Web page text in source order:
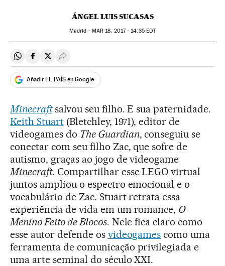
ÁNGEL LUIS SUCASAS
Madrid - MAR 18, 2017 - 14:35EDT
Compartir en Whatsapp
Compartir en Facebook
Compartir en Twitter
Desplegar Redes Sociales
Añadir EL PAÍS en Google
Minecraftsalvou seu filho. E sua paternidade.
Keith Stuart(Bletchley, 1971), editor de
videogames do The Guardian, conseguiu se
conectar com seu filho Zac, que sofre de
autismo, graças ao jogo de videogame
Minecraft. Compartilhar esse LEGO virtual
juntos ampliou o espectro emocional e o
vocabulário de Zac. Stuart retrata essa
experiência de vida em um romance, O
Menino Feito de Blocos. Nele fica claro como
esse autor defende os videogames como uma
ferramenta de comunicação privilegiada e
uma arte seminal do século XXI.